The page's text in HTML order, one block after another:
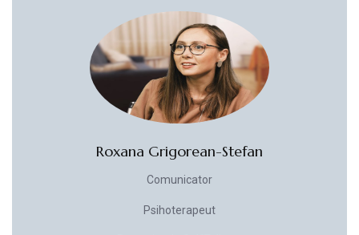
Roxana Grigorean-Stefan
Comunicator
Psihoterapeut